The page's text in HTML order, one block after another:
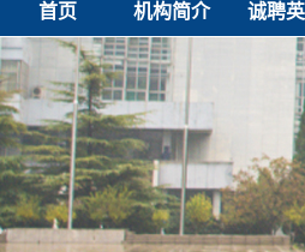
首页 机构简介 诚聘